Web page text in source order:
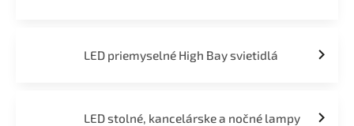
LED priemyselné High Bay svietidlá
LED stolné, kancelárske a nočné lampy